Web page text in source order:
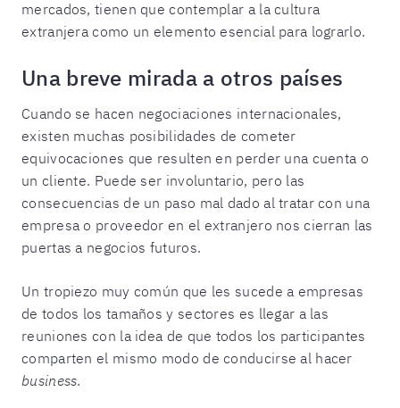
mercados, tienen que contemplar a la cultura
extranjera como un elemento esencial para lograrlo.
Una breve mirada a otros países
Cuando se hacen negociaciones internacionales,
existen muchas posibilidades de cometer
equivocaciones que resulten en perder una cuenta o
un cliente. Puede ser involuntario, pero las
consecuencias de un paso mal dado al tratar con una
empresa o proveedor en el extranjero nos cierran las
puertas a negocios futuros.
Un tropiezo muy común que les sucede a empresas
de todos los tamaños y sectores es llegar a las
reuniones con la idea de que todos los participantes
comparten el mismo modo de conducirse al hacer
business.